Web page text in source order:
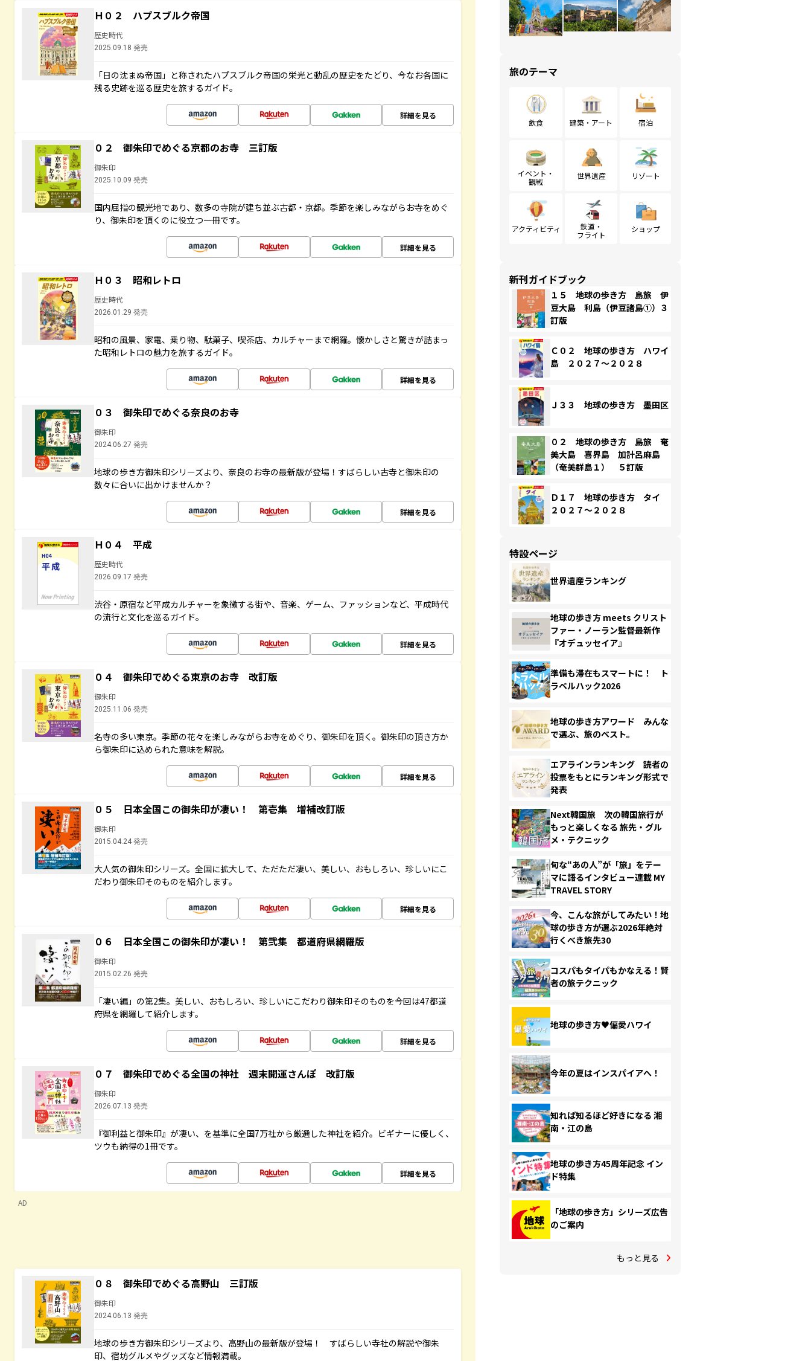
Ｈ０２ ハプスブルク帝国
歴史時代
2025.09.18 発売
「日の沈まぬ帝国」と称されたハプスブルク帝国の栄光と動乱の歴史をたどり、今なお各国に
残る史跡を巡る歴史を旅するガイド。
詳細を見る
０２ 御朱印でめぐる京都のお寺 三訂版
御朱印
2025.10.09 発売
国内屈指の観光地であり、数多の寺院が建ち並ぶ古都・京都。季節を楽しみながらお寺をめぐ
り、御朱印を頂くのに役立つ一冊です。
詳細を見る
Ｈ０３ 昭和レトロ
歴史時代
2026.01.29 発売
昭和の風景、家電、乗り物、駄菓子、喫茶店、カルチャーまで網羅。懐かしさと驚きが詰まっ
た昭和レトロの魅力を旅するガイド。
詳細を見る
０３ 御朱印でめぐる奈良のお寺
御朱印
2024.06.27 発売
地球の歩き方御朱印シリーズより、奈良のお寺の最新版が登場！すばらしい古寺と御朱印の
数々に合いに出かけませんか？
詳細を見る
Ｈ０４ 平成
歴史時代
2026.09.17 発売
渋谷・原宿など平成カルチャーを象徴する街や、音楽、ゲーム、ファッションなど、平成時代
の流行と文化を巡るガイド。
詳細を見る
０４ 御朱印でめぐる東京のお寺 改訂版
御朱印
2025.11.06 発売
名寺の多い東京。季節の花々を楽しみながらお寺をめぐり、御朱印を頂く。御朱印の頂き方か
ら御朱印に込められた意味を解説。
詳細を見る
０５ 日本全国この御朱印が凄い！ 第壱集 増補改訂版
御朱印
2015.04.24 発売
大人気の御朱印シリーズ。全国に拡大して、ただただ凄い、美しい、おもしろい、珍しいにこ
だわり御朱印そのものを紹介します。
詳細を見る
０６ 日本全国この御朱印が凄い！ 第弐集 都道府県網羅版
御朱印
2015.02.26 発売
「凄い編」の第2集。美しい、おもしろい、珍しいにこだわり御朱印そのものを今回は47都道
府県を網羅して紹介します。
詳細を見る
０７ 御朱印でめぐる全国の神社 週末開運さんぽ 改訂版
御朱印
2026.07.13 発売
『御利益と御朱印』が凄い、を基準に全国7万社から厳選した神社を紹介。ビギナーに優しく、
ツウも納得の1冊です。
詳細を見る
AD
０８ 御朱印でめぐる高野山 三訂版
御朱印
2024.06.13 発売
地球の歩き方御朱印シリーズより、高野山の最新版が登場！ すばらしい寺社の解説や御朱
印、宿坊グルメやグッズなど情報満載。
旅のテーマ
飲食 建築・アート 宿泊
イベント・
観戦
世界遺産 リゾート
アクティビティ
鉄道・
フライト
ショップ
新刊ガイドブック
１５ 地球の歩き方 島旅 伊
豆大島 利島（伊豆諸島①）３
訂版
Ｃ０２ 地球の歩き方 ハワイ
島 ２０２７～２０２８
Ｊ３３ 地球の歩き方 墨田区
０２ 地球の歩き方 島旅 奄
美大島 喜界島 加計呂麻島
（奄美群島１） ５訂版
Ｄ１７ 地球の歩き方 タイ
２０２７～２０２８
特設ページ
世界遺産ランキング
地球の歩き方 meets クリスト
ファー・ノーラン監督最新作
『オデュッセイア』
準備も滞在もスマートに！ ト
ラベルハック2026
地球の歩き方アワード みんな
で選ぶ、旅のベスト。
エアラインランキング 読者の
投票をもとにランキング形式で
発表
Next韓国旅 次の韓国旅行が
もっと楽しくなる 旅先・グル
メ・テクニック
旬な“あの人”が「旅」をテー
マに語るインタビュー連載 MY
TRAVEL STORY
今、こんな旅がしてみたい！地
球の歩き方が選ぶ2026年絶対
行くべき旅先30
コスパもタイパもかなえる！賢
者の旅テクニック
地球の歩き方♥偏愛ハワイ
今年の夏はインスパイアへ！
知れば知るほど好きになる 湘
南・江の島
地球の歩き方45周年記念 イン
ド特集
「地球の歩き方」シリーズ広告
のご案内
もっと見る